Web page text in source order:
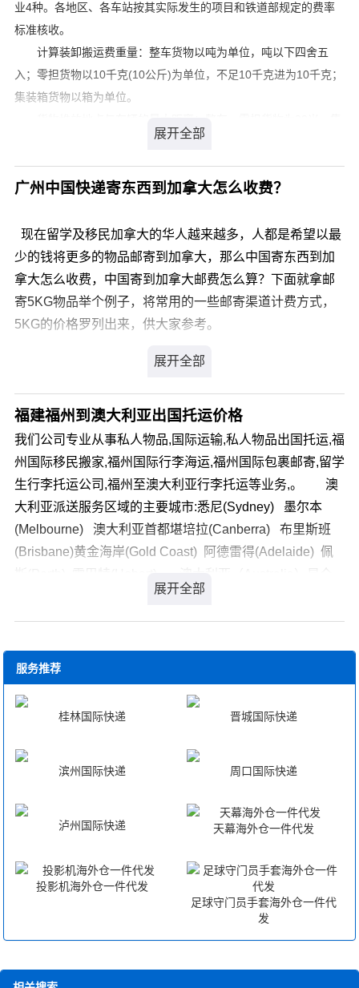
DAT - Delivered At Terminal 目的地或目的港的集散站
交货
DDP - Delivered Duty Paid 完税后交货
EXW - Ex Works 工厂交货
FCA - Free Carrier 货交承运人
第二类：适用于海运和内河运输
CFR - Cost and Freight 成本加运费
CIF - Cost, Insurance and Freight 成本保险费加运费
FAS - Free Alongside Ship 装运港船边交货
FOB - Free On Board 装运港船上交货
--------------------------------------------------------------------------------
C组(主要运费已付)
卖方的共同义务：1，办理运输的手续和承担运费，在
CIF和CIP术语中，卖方还须办理投保手续和承担保险
费;2，提交与货物有关的单据或相等的电子单证;3，办理出
口手续。
买方的共同义务：1，在CFR何CPT术语下办理投保并
CFR贸易术语(Cost and Freight)成本加运费，交货地
CIF贸易术语(Cost,Insurance and Freight)成本保险加
运费，交货地点：装运港船舷。运输方式：海运内河。风
险转移：装运港船舷。
点：交承运人。运输方式：各种运输。风险转移：交货
CIP贸易术语(Carriage and Insurance Paid to)运费保
风险转移：交货时。
D组(到达)
卖方的共同义务：1，负责把货物运至约定的地点或目
和费用;3，由卖方办理出口手续，再DDP的情况下，还要
业4种。各地区、各车站按其实际发生的项目和铁道部规定的费率
标准核收。
计算装卸搬运费重量：整车货物以吨为单位，吨以下四舍五
入；零担货物以10千克(10公斤)为单位，不足10千克进为10千克；
集装箱货物以箱为单位。
装箱货物为50米。人力装卸堆放于仓库和雨棚以外的货物、整车包
装成件货物的装车距离为20米，散堆装货物除木材、毛竹、草秸类
货物重复装车为20米外，其他货物均为6米。
货物装卸，搬运费用，按各铁路局规定收取。
广州中国快递寄东西到加拿大怎么收费？
现在留学及移民加拿大的华人越来越多，人都是希望以最
少的钱将更多的物品邮寄到加拿大，那么中国寄东西到加
拿大怎么收费，中国寄到加拿大邮费怎么算？下面就拿邮
寄5KG物品举个例子，将常用的一些邮寄渠道计费方式，
5KG的价格罗列出来，供大家参考。
EMS寄东西到加拿大怎么收费？
EMS是中国邮政开办的包裹国际快递业务，享有邮政优
先处理权，覆盖全球80多个国家和地区，时效性正常情况
下为5-12个工作日左右。
EMS计算费用的方式：
EMS一般是按照实际重量计费，每0.5KG一个计费单
位，不足0.5KG按照0.5KG收费（邮寄1.1KG的 物品会按
照1.5KG计算费用，而不是按四舍五入抹去零头）。
EMS寄到加拿大的邮费计算方式：首重0.5KG 280元，
邮寄5KG包裹到加拿大EMS价格为：955元
非商业包裹极少产生关税。
四大国际快递寄东西到加拿大怎么收费？
我们常说的四大国际快递公司是指DHL、UPS、
性较好，正常情况下为3-6个工作日左右。
四大国际快递公司计费方式：取实际重量和体积重量中的
邮寄5KG包裹到加拿大四大国际快递公司价格为：1265
大的优势：时效性高，四大国际快递公司主要业务为商品
快递，在时效性上相当有保证。 四大国际快递公司邮寄
到加拿大的缺点：由于四大国际快递默认为商品清关，邮
福建福州到澳大利亚出国托运价格
我们公司专业从事私人物品,国际运输,私人物品出国托运,福
州国际移民搬家,福州国际行李海运,福州国际包裹邮寄,留学
生行李托运公司,福州至澳大利亚行李托运等业务,。 澳
大利亚派送服务区域的主要城市:悉尼(Sydney) 墨尔本
(Melbourne) 澳大利亚首都堪培拉(Canberra) 布里斯班
(Brisbane)黄金海岸(Gold Coast) 阿德雷得(Adelaide) 佩
球土地面积第六大的国家，国土比整个西欧大一半。澳大
利亚不仅国土辽阔，而且物产丰富，是南半球经济最发达
量全球第一的国家。澳大利亚拥有很多自己特有的动植物
和自然景观。澳大利亚是一个移民国家，奉行多元文化，
大约四分之一的居民出生在澳大利亚以外。澳大利亚也是
利亚有多个城市曾被评为世界上最适宜居住的地方之一。
澳大利亚是G20和多个国际组织的成员，也是最早倡议成
公司运为您提供最经济、便捷的福州至澳大利亚 国际包裹
包装材料 免费仓储一个月
服务推荐
桂林国际快递 晋城国际快递
滨州国际快递 周口国际快递
泸州国际快递 天幕海外仓一件代发
投影机海外仓一件代发
足球守门员手套海外仓一件代
发